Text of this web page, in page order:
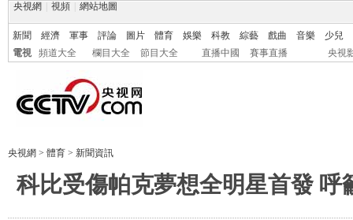
央視網 視頻 網站地圖
新聞 經濟 軍事 評論 圖片 體育 娛樂 科教 綜藝 戲曲 音樂
少兒
電視
頻道大全 欄目大全 節目大全 直播中國 賽事直播 央視
央視網 > 體育 > 新聞資訊
科比受傷帕克夢想全明星首發 呼